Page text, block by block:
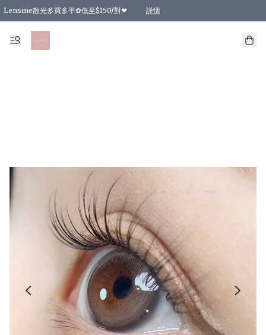
Lensme散光多買多平✿低至$150/對❤ 詳情
台灣Karacon⁩✧日拋 特價清貨❁⃘
日本韓國多款日/月拋現貨☼ 特價❤︎數量有限 售完即止
🇰🇷韓國多款月拋現貨 特價兩對$99✿數量有限 售完即止♫
精選商品，任選買2件或以上9 折；買4件或以上85 折；買6件或以上8 折
精選商品，任選買2件HKD 140.00；買4件HKD 260.00
精選商品，任選買2件HKD 190.00；買4件HKD 360.00
精選商品，任選買2件HKD 110.00；買4件HKD 180.00
精選商品，任選買2件HKD 170.00；買4件HKD 320.00
精選商品，任選買2件或以上減HKD 148.00
精選商品，任選買2件或以上減HKD 148.00
精選商品，任選買2件或以上95 折；買4件或以上9 折；買6件或以上85 折；買8件
精選商品，任選買12件或以上87 折
精選商品，任選買2件或以上減HKD 16.00；買4件或以上減HKD 32.00；買6
精選商品，任選買2件或以上95 折；買4件或以上9 折；買8件或以上85 折；買12
購物滿 HKD 800.00即享免運費優惠！（適用於 特定的送貨方式 )